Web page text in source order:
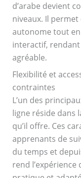
d’arabe devient
niveaux. Il
autonome tout
interactif, rendant
agréable.
Flexibilité et
contraintes
L’un des
ligne réside dans
qu’il offre. Ces
apprenants de
du temps et
rend l’expérience